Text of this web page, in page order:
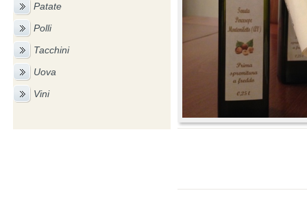
Patate
Polli
Tacchini
Uova
Vini